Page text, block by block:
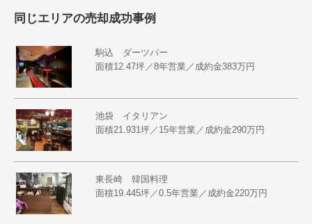
同じエリアの売却成功事例
駒込 ダーツバー
面積12.47坪／8年営業／成約金383万円
池袋 イタリアン
面積21.931坪／15年営業／成約金290万円
東長崎 韓国料理
面積19.445坪／0.5年営業／成約金220万円